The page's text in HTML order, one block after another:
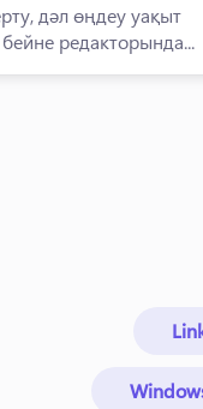
дәл өңдеу уақыт
редакторында...